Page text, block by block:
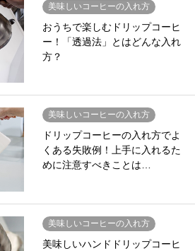
美味しいコーヒーの入れ方
おうちで楽しむドリップコーヒ
ー！「透過法」とはどんな入れ
方？
美味しいコーヒーの入れ方
ドリップコーヒーの入れ方でよ
くある失敗例！上手に入れるた
めに注意すべきことは…
美味しいコーヒーの入れ方
美味しいハンドドリップコーヒ